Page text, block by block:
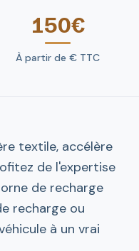
150€
À partir de € TTC
textile, accélère
de l'expertise
de recharge
recharge ou
à un vrai